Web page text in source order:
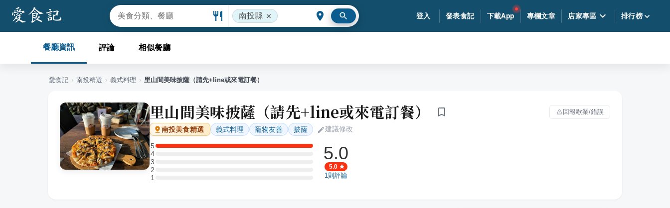
南投縣 登入 發表食記 下載App 專欄文章 店家專區 排行榜
餐廳資訊 評論 相似餐廳
愛食記 › 南投精選 › 義式料理 › 里山間美味披薩（請先+line或來電訂餐）
里山間美味披薩（請先+line或來電訂餐） 回報歇業/錯誤
南投美食精選 義式料理 寵物友善 披薩 建議修改
5
5 星：1 則評論
4
4 星：0 則評論
3
3 星：0 則評論
2
2 星：0 則評論
11 星：0 則評論
5.0
5.0
1則評論